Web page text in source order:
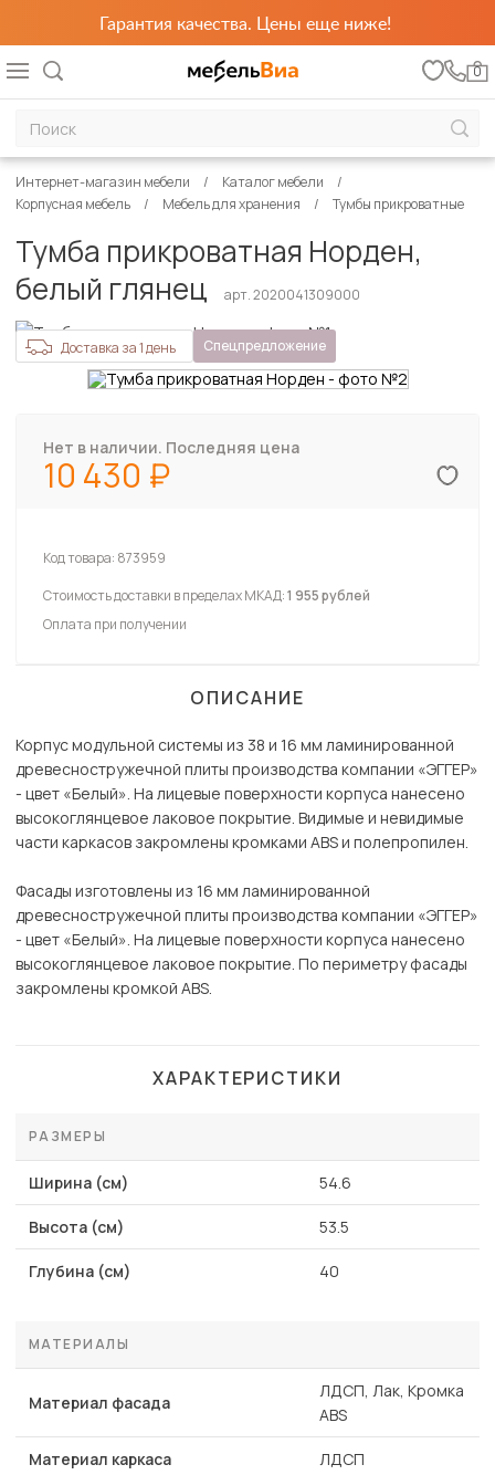
Гарантия качества. Цены еще ниже!
0
Интернет-магазин мебели
Каталог мебели
Корпусная мебель
Мебель для хранения Тумбы прикроватные
Тумба прикроватная Норден,
белый глянец
арт. 2020041309000
Доставка за 1 день Спецпредложение
Нет в наличии. Последняя цена
10 430
Код товара: 873959
Стоимость доставки в пределах МКАД:1 955 рублей
Оплата при получении
ОПИСАНИЕ
Корпус модульной системы из 38 и 16 мм ламинированной
древесностружечной плиты производства компании «ЭГГЕР»
- цвет «Белый». На лицевые поверхности корпуса нанесено
высокоглянцевое лаковое покрытие. Видимые и невидимые
части каркасов закромлены кромками ABS и полепропилен.
Фасады изготовлены из 16 мм ламинированной
древесностружечной плиты производства компании «ЭГГЕР»
- цвет «Белый». На лицевые поверхности корпуса нанесено
высокоглянцевое лаковое покрытие. По периметру фасады
закромлены кромкой ABS.
ХАРАКТЕРИСТИКИ
РАЗМЕРЫ
Ширина (см) 54.6
Высота (см) 53.5
Глубина (см) 40
МАТЕРИАЛЫ
Материал фасада
ЛДСП, Лак, Кромка
ABS
Материал каркаса ЛДСП